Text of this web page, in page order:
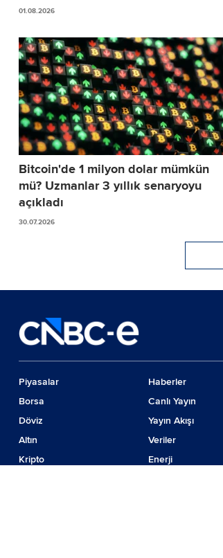
01.08.2026
Bitcoin'de 1 milyon dolar mümkün
mü? Uzmanlar 3 yıllık senaryoyu
açıkladı
30.07.2026
Piyasalar
Borsa
Döviz
Altın
Kripto
Haberler
Canlı Yayın
Yayın Akışı
Veriler
Enerji